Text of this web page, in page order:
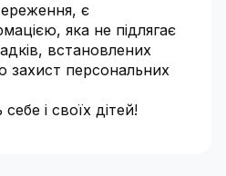
є
яка не підлягає
встановлених
захист персональних
і своїх дітей!